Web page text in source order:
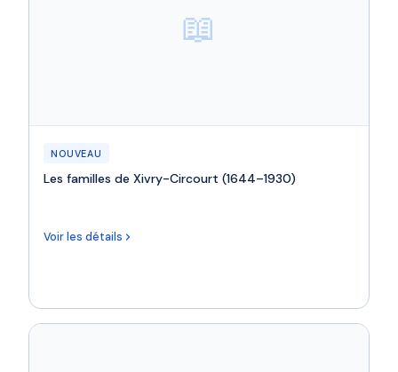
📖
NOUVEAU
Les familles de Xivry-Circourt (1644–1930)
Voir les détails